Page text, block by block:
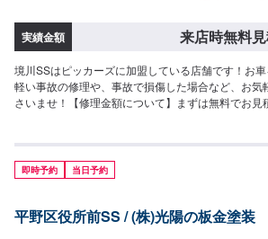
実績金額 来店時無料
境川SSはピッカーズに加盟している店舗です！お
軽い事故の修理や、事故で損傷した場合など、お気
さいませ！【修理金額について】まずは無料でお見
即時予約 当日予約
平野区役所前SS / (株)光陽の板金塗装